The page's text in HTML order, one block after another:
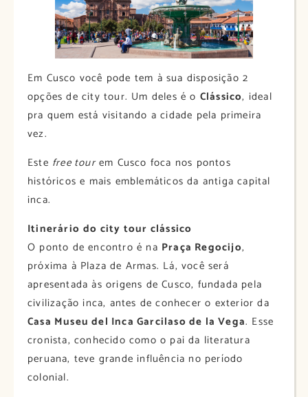
Em Cusco você pode tem à sua disposição 2
opções de city tour. Um deles é o Clássico, ideal
pra quem está visitando a cidade pela primeira
vez.
Este free tourem Cusco foca nos pontos
históricos e mais emblemáticos da antiga capital
inca.
Itinerário do city tour clássico
O ponto de encontro é na Praça Regocijo,
próxima à Plaza de Armas. Lá, você será
apresentada às origens de Cusco, fundada pela
civilização inca, antes de conhecer o exterior da
Casa Museu del Inca Garcilaso de la Vega. Esse
cronista, conhecido como o pai da literatura
peruana, teve grande influência no período
colonial.